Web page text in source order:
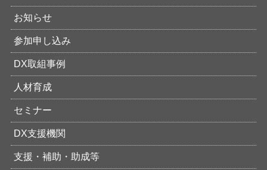
お知らせ
参加申し込み
DX取組事例
人材育成
セミナー
DX支援機関
支援・補助・助成等